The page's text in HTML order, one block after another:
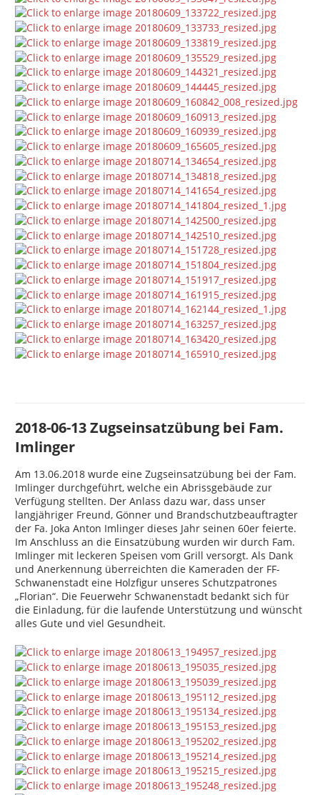
2018-06-13 Zugseinsatzübung bei Fam.
Imlinger
Am 13.06.2018 wurde eine Zugseinsatzübung bei der Fam.
Imlinger durchgeführt, welche ein Abrissgebäude zur
Verfügung stellten. Der Anlass dazu war, dass unser
langjähriger Freund, Gönner und Brandschutzbeauftragter
der Fa. Joka Anton Imlinger dieses Jahr seinen 60er feierte.
Im Anschluss an die Einsatzübung wurden wir durch Fam.
Imlinger mit leckeren Speisen vom Grill versorgt. Als Dank
und Anerkennung überreichten die Kameraden der FF-
Schwanenstadt eine Holzfigur unseres Schutzpatrones
„Florian“. Die Feuerwehr Schwanenstadt bedankt sich für
die Einladung, für die laufende Unterstützung und wünscht
alles Gute und viel Gesundheit.